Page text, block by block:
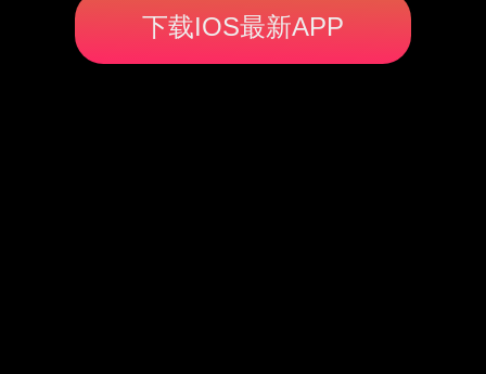
下载IOS最新APP